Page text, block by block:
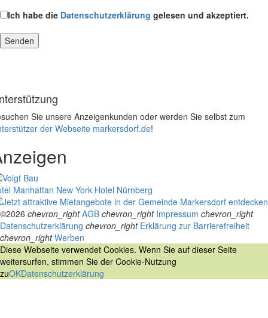
Ich habe die Datenschutzerklärung gelesen und akzeptiert.
Sie unsere Anzeigenkunden oder werden Sie selbst zum
der Webseite markersdorf.de!
Manhattan New York Hotel Nürnberg
©2026 chevron_right AGB chevron_right Impressum chevron_right
Datenschutzerklärung chevron_right Erklärung zur Barrierefreiheit
chevron_right Werben
Diese Webseite verwendet Cookies. Wenn Sie auf dieser Seite
weitersurfen, stimmen Sie der Cookie-Nutzung
zuOKDatenschutzerklärung